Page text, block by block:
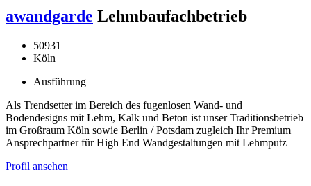
awandgarde Lehmbaufachbetrieb
50931
Köln
Ausführung
Als Trendsetter im Bereich des fugenlosen Wand- und
Bodendesigns mit Lehm, Kalk und Beton ist unser Traditionsbetrieb
im Großraum Köln sowie Berlin / Potsdam zugleich Ihr Premium
Ansprechpartner für High End Wandgestaltungen mit Lehmputz
Profil ansehen